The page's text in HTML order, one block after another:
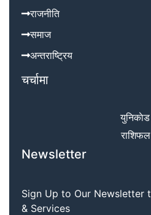
राजनीति
समाज
अन्तराष्ट्रिय
चर्चामा
युनिकाेड
राशिफल
Newsletter
Sign Up to Our Newsletter
& Services